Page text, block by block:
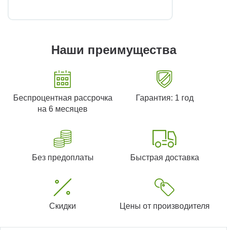
Наши преимущества
Беспроцентная рассрочка
на 6 месяцев
Гарантия: 1 год
Без предоплаты Быстрая доставка
Скидки Цены от производителя